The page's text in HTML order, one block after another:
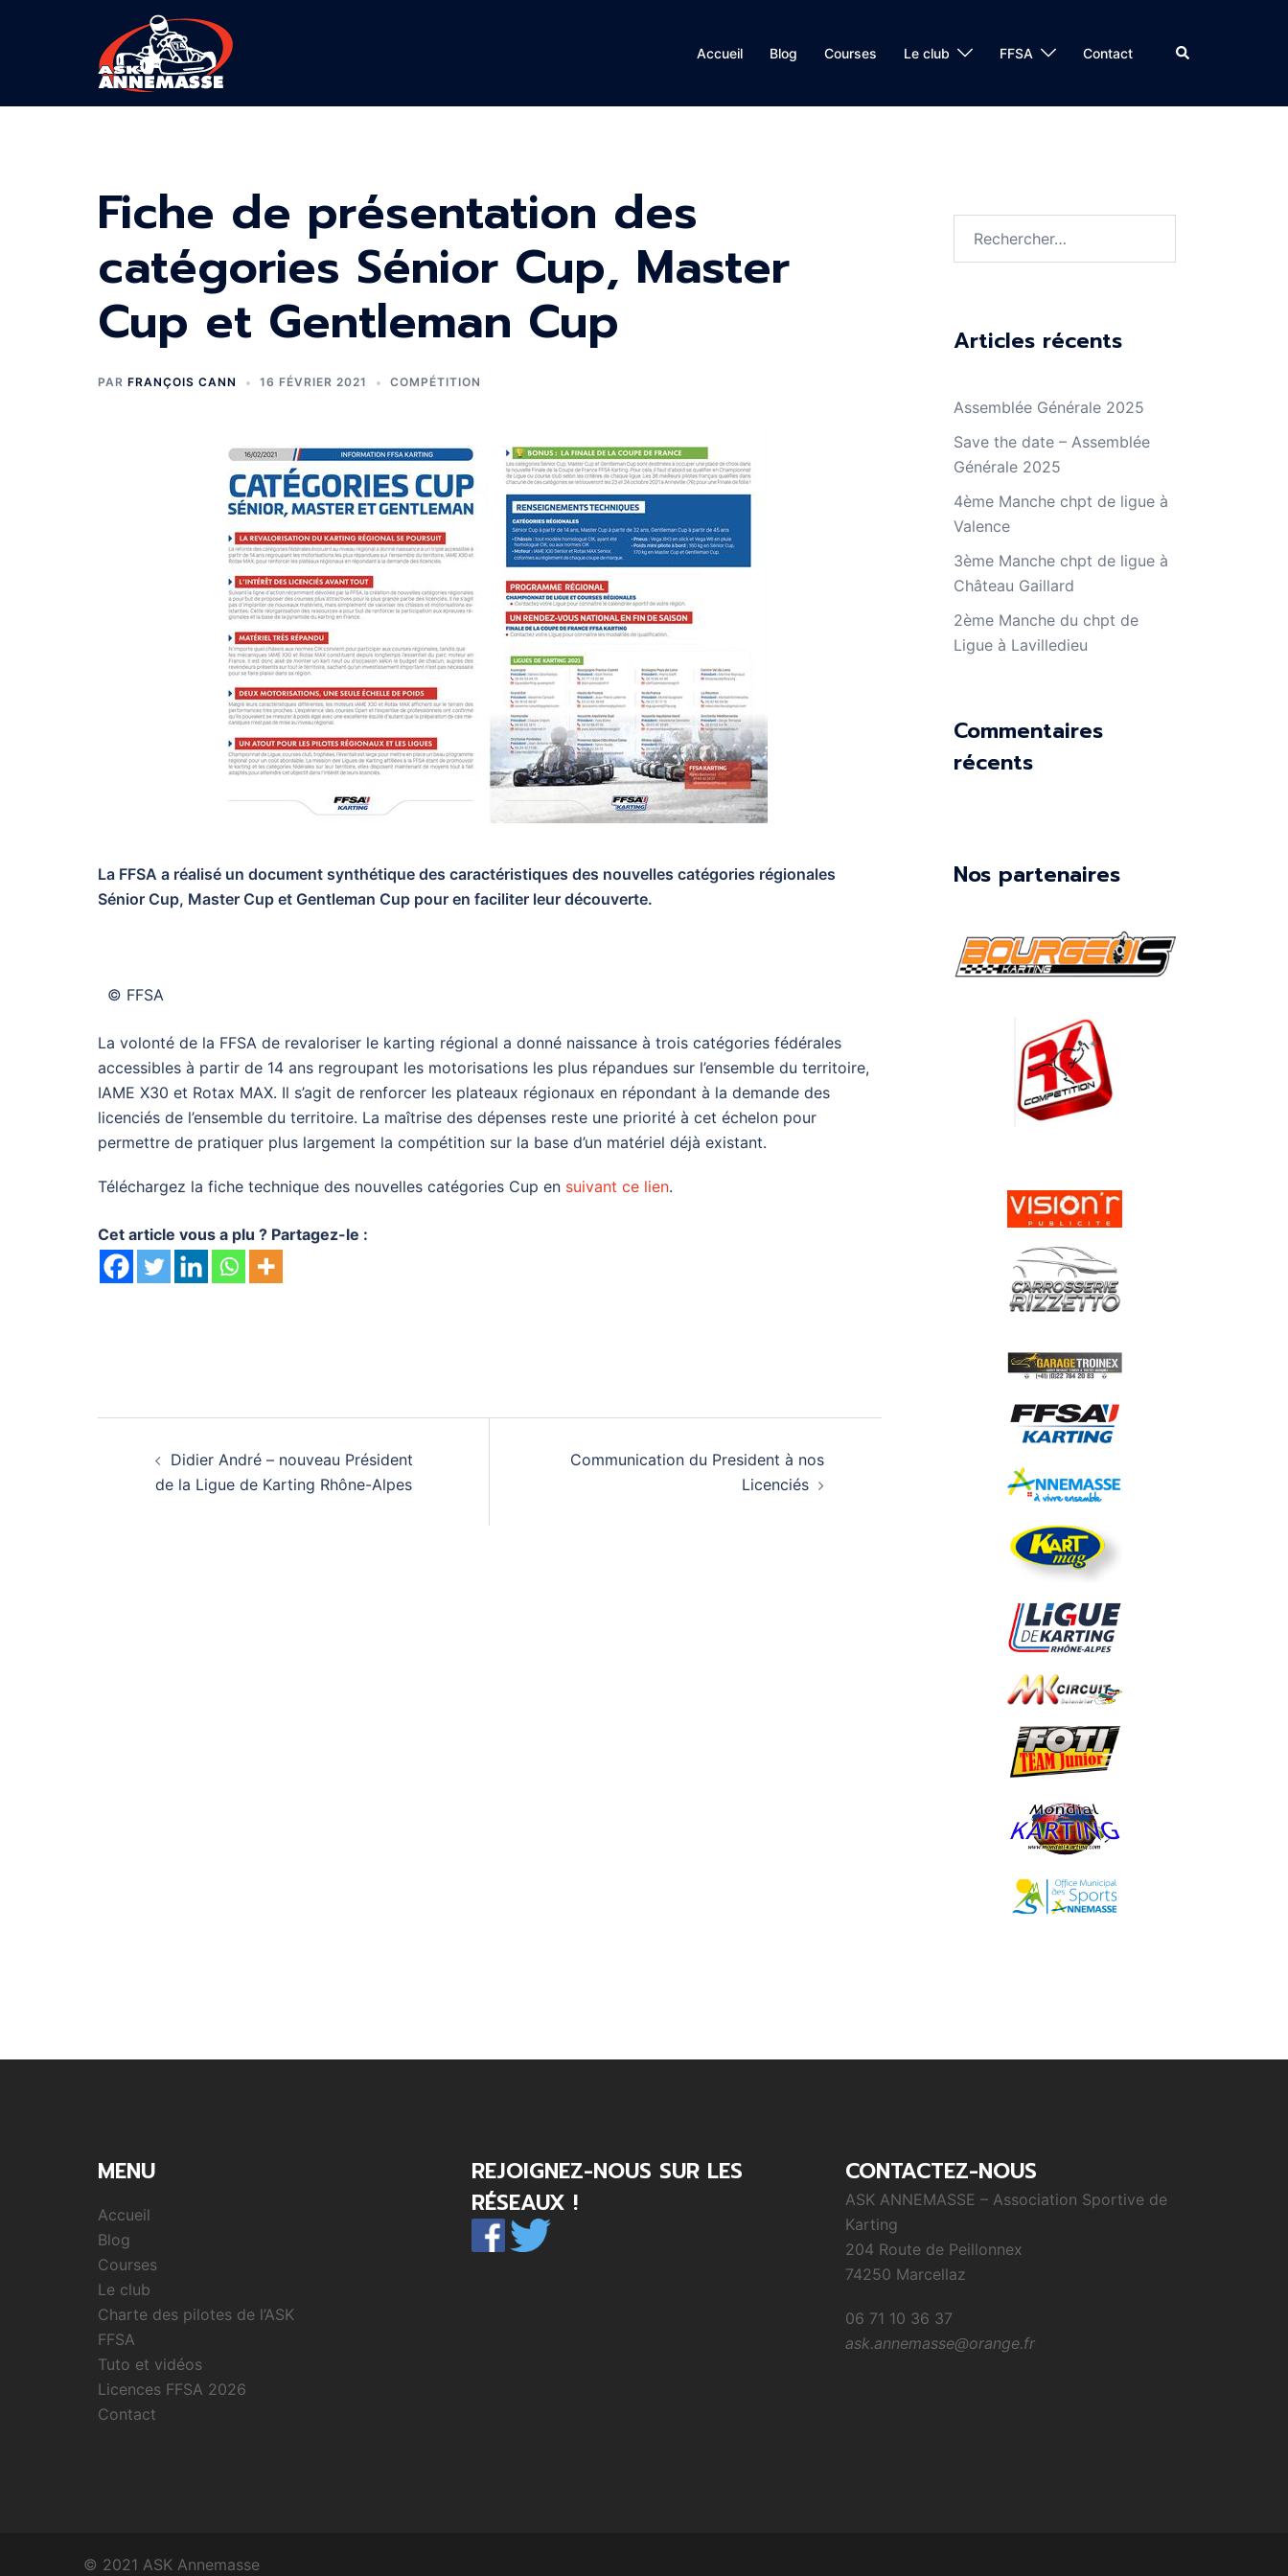
Accueil Blog Courses Le club FFSA Contact Rechercher
Fiche de présentation des
catégories Sénior Cup, Master
Cup et Gentleman Cup
PAR FRANÇOIS CANN 16 FÉVRIER 2021 COMPÉTITION
La FFSA a réalisé un document synthétique des caractéristiques des nouvelles catégories régionales
Sénior Cup, Master Cup et Gentleman Cup pour en faciliter leur découverte.
© FFSA
​La volonté de la FFSA de revaloriser le karting régional a donné naissance à trois catégories fédérales
accessibles à partir de 14 ans regroupant les motorisations les plus répandues sur l’ensemble du territoire,
IAME X30 et Rotax MAX. Il s’agit de renforcer les plateaux régionaux en répondant à la demande des
licenciés de l’ensemble du territoire. La maîtrise des dépenses reste une priorité à cet échelon pour
permettre de pratiquer plus largement la compétition sur la base d’un matériel déjà existant.
Téléchargez la fiche technique des nouvelles catégories Cup en suivant ce lien.
Cet article vous a plu ? Partagez-le :
Navigation
d’article
Didier André – nouveau Président
de la Ligue de Karting Rhône-Alpes
Communication du President à nos
Licenciés
Articles récents
Assemblée Générale 2025
Save the date – Assemblée
Générale 2025
4ème Manche chpt de ligue à
Valence
3ème Manche chpt de ligue à
Château Gaillard
2ème Manche du chpt de
Ligue à Lavilledieu
Commentaires
récents
Nos partenaires
MENU
Accueil
Blog
Courses
Le club
Charte des pilotes de l’ASK
FFSA
Tuto et vidéos
Licences FFSA 2026
Contact
REJOIGNEZ-NOUS SUR LES
RÉSEAUX !
CONTACTEZ-NOUS
ASK ANNEMASSE – Association Sportive de
Karting
204 Route de Peillonnex
74250 Marcellaz
06 71 10 36 37
ask.annemasse@orange.fr
© 2021 ASK Annemasse